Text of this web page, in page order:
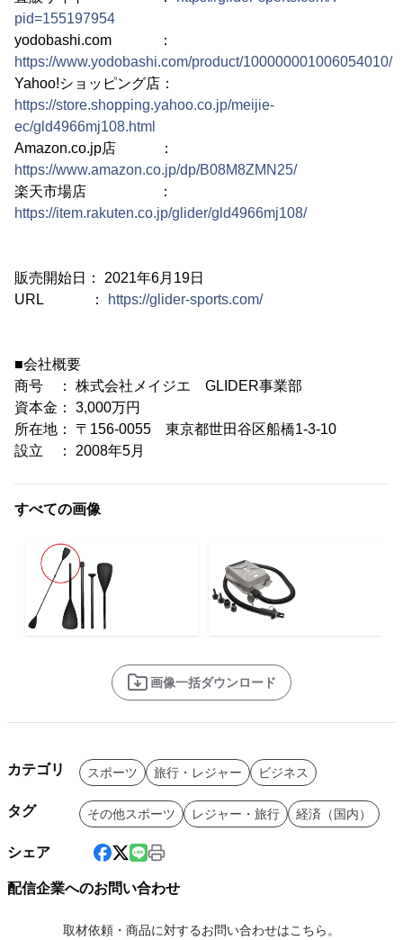
pid=155197954
yodobashi.com ：
https://www.yodobashi.com/product/100000001006054010/
Yahoo!ショッピング店：
https://store.shopping.yahoo.co.jp/meijie-
ec/gld4966mj108.html
Amazon.co.jp店 ：
https://www.amazon.co.jp/dp/B08M8ZMN25/
楽天市場店 ：
https://item.rakuten.co.jp/glider/gld4966mj108/
販売開始日： 2021年6月19日
URL ：
https://glider-sports.com/
■会社概要
商号 ： 株式会社メイジエ GLIDER事業部
資本金： 3,000万円
所在地： 〒156-0055 東京都世田谷区船橋1-3-10
設立 ： 2008年5月
すべての画像
画像一括ダウンロード
カテゴリ スポーツ 旅行・レジャー ビジネス
タグ その他スポーツ レジャー・旅行 経済（国内）
シェア
配信企業へのお問い合わせ
取材依頼・商品に対するお問い合わせはこちら。